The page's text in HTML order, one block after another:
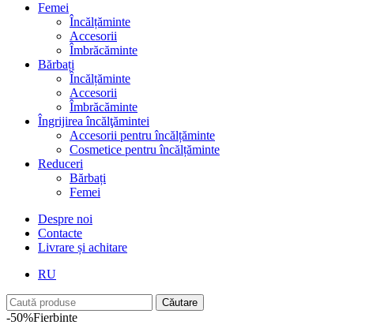
Femei
Încălțăminte
Accesorii
Îmbrăcăminte
Bărbați
Încălțăminte
Accesorii
Îmbrăcăminte
Îngrijirea încălţămintei
Accesorii pentru încălțăminte
Cosmetice pentru încălțăminte
Reduceri
Bărbați
Femei
Despre noi
Contacte
Livrare și achitare
RU
Căutare
-50%Fierbinte